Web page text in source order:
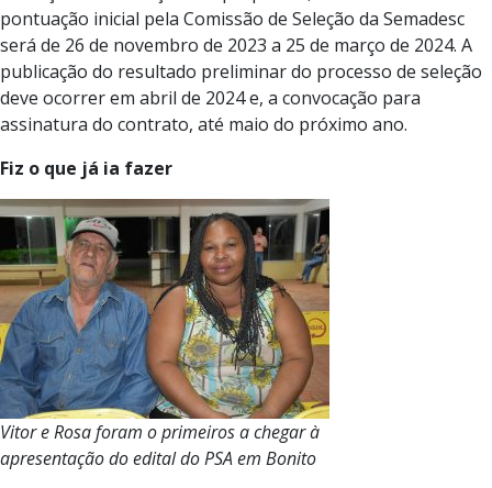
pontuação inicial pela Comissão de Seleção da Semadesc
será de 26 de novembro de 2023 a 25 de março de 2024. A
publicação do resultado preliminar do processo de seleção
deve ocorrer em abril de 2024 e, a convocação para
assinatura do contrato, até maio do próximo ano.
Fiz o que já ia fazer
Vitor e Rosa foram o primeiros a chegar à
apresentação do edital do PSA em Bonito